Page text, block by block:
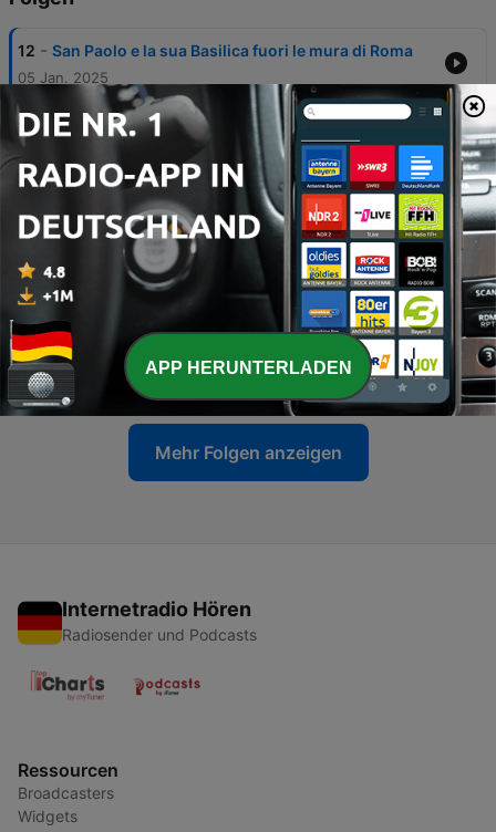
12 - San Paolo e la sua Basilica fuori le mura di Roma
05 Jan. 2025
11 -
Galleria Nazionale d'Arte Moderna e
Contemporanea a Roma
27 Mär. 2024
Galleria Borghese
18 Mär. 2024
9 - Santa Maria Maggiore a Roma
27 Jun. 2023
8 - San Luigi dei Francesi a Roma
27 Jun. 2023
Mehr Folgen anzeigen
Internetradio Hören
Radiosender und Podcasts
Ressourcen
Broadcasters
Widgets
APP HERUNTERLADEN